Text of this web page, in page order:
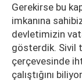
Gerekirse bu
imkanına
devletimizin
gösterdik. Sivil
çerçevesinde
çalıştığını